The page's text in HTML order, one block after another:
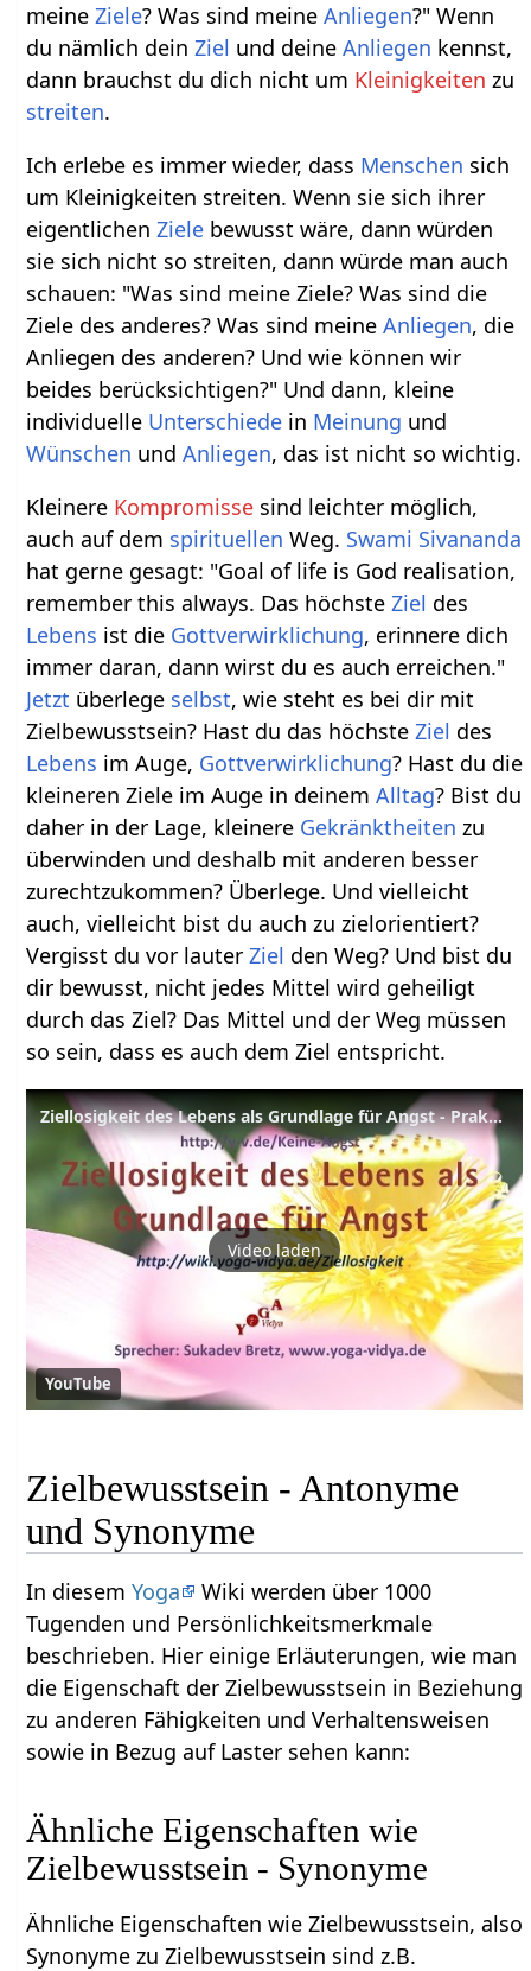
meineZiele? Was sind meineAnliegen?" Wenn
du nämlich deinZiel und deineAnliegen kennst,
dann brauchst du dich nicht um Kleinigkeiten zu
streiten.
Ich erlebe es immer wieder, dass Menschen sich
um Kleinigkeiten streiten. Wenn sie sich ihrer
eigentlichenZiele bewusst wäre, dann würden
sie sich nicht so streiten, dann würde man auch
schauen: "Was sind meine Ziele? Was sind die
Ziele des anderes? Was sind meineAnliegen, die
Anliegen des anderen? Und wie können wir
beides berücksichtigen?" Und dann, kleine
individuelle Unterschiede in Meinung und
Wünschen undAnliegen, das ist nicht so wichtig.
Kleinere Kompromisse sind leichter möglich,
auch auf dem spirituellen Weg. Swami Sivananda
hat gerne gesagt: "Goal of life is God realisation,
remember this always. Das höchsteZiel des
Lebens ist die Gottverwirklichung, erinnere dich
immer daran, dann wirst du es auch erreichen."
Jetzt überlege selbst, wie steht es bei dir mit
Zielbewusstsein? Hast du das höchsteZiel des
Lebens im Auge, Gottverwirklichung? Hast du die
kleineren Ziele im Auge in deinemAlltag? Bist du
daher in der Lage, kleinere Gekränktheiten zu
überwinden und deshalb mit anderen besser
zurechtzukommen? Überlege. Und vielleicht
auch, vielleicht bist du auch zu zielorientiert?
Vergisst du vor lauterZiel den Weg? Und bist du
dir bewusst, nicht jedes Mittel wird geheiligt
durch das Ziel? Das Mittel und der Weg müssen
so sein, dass es auch dem Ziel entspricht.
Ziellosigkeit des Lebens als Grundlage für Angst - Praktische Psychologie
Video laden
YouTube
Zielbewusstsein - Antonyme
und Synonyme
In diesemYoga
Wiki werden über 1000
Tugenden und Persönlichkeitsmerkmale
beschrieben. Hier einige Erläuterungen, wie man
die Eigenschaft der Zielbewusstsein in Beziehung
zu anderen Fähigkeiten und Verhaltensweisen
sowie in Bezug auf Laster sehen kann:
Ähnliche Eigenschaften wie
Zielbewusstsein - Synonyme
Ähnliche Eigenschaften wie Zielbewusstsein, also
Synonyme zu Zielbewusstsein sind z.B.